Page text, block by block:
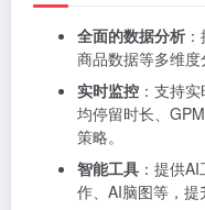
全面的数据分析
商品数据等多维度
实时监控 ：支持
均停留时长、
策略。
智能工具 ：提供
作、AI脑图等，提